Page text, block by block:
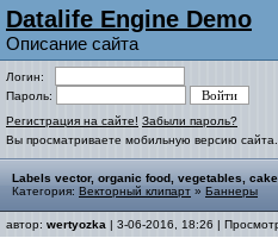
Datalife Engine Demo
Описание сайта
Логин:
Пароль:
Регистрация на сайте! Забыли пароль?
Вы просматриваете мобильную версию сайта.
Labels vector, organic food, vegetables,
Категория: Векторный клипарт » Баннеры
автор: wertyozka | 3-06-2016, 18:26 |